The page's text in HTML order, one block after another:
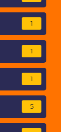
1
1
1
5